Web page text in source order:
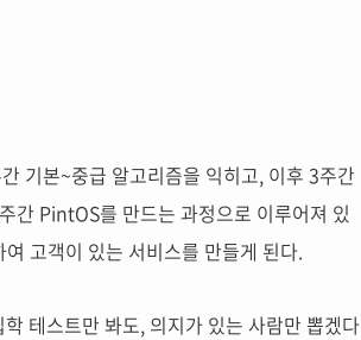
기본~중급 알고리즘을 익히고, 이후 3주간
PintOS를 만드는 과정으로 이루어져 있
여 고객이 있는 서비스를 만들게 된다.
테스트만 봐도, 의지가 있는 사람만 뽑겠다